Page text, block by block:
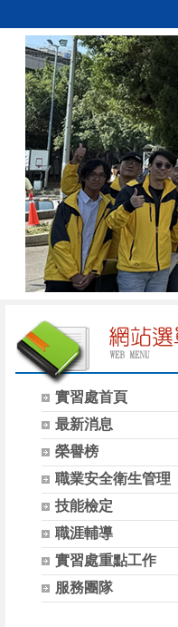
實習處首頁
最新消息
榮譽榜
職業安全衛生管理
技能檢定
職涯輔導
實習處重點工作
服務團隊